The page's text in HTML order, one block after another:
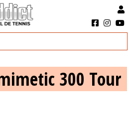
& PRODUITS 
DU MATERIEL
300 Tour